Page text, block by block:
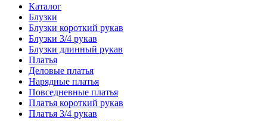
Каталог
Блузки
Блузки короткий рукав
Блузки 3/4 рукав
Блузки длинный рукав
Платья
Деловые платья
Нарядные платья
Повседневные платья
Платья короткий рукав
Платья 3/4 рукав